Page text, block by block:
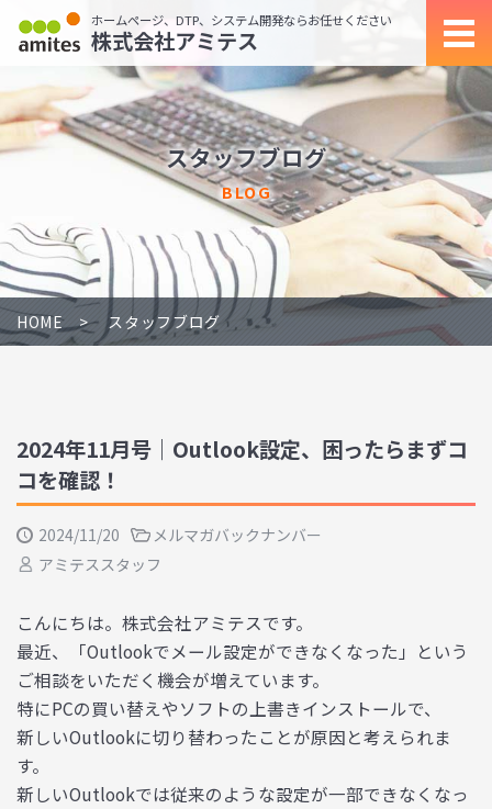
ホームページ、DTP、システム開発ならお任せください
株式会社アミテス
スタッフブログ
BLOG
HOME スタッフブログ
2024年11月号｜Outlook設定、困ったらまずコ
コを確認！
2024/11/20
メルマガバックナンバー
アミテススタッフ
こんにちは。株式会社アミテスです。
最近、「Outlookでメール設定ができなくなった」という
ご相談をいただく機会が増えています。
特にPCの買い替えやソフトの上書きインストールで、
新しいOutlookに切り替わったことが原因と考えられま
す。
新しいOutlookでは従来のような設定が一部できなくなっ